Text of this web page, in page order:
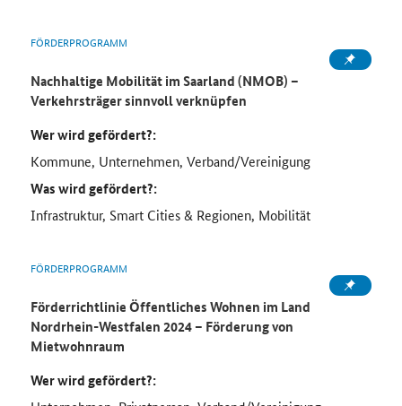
FÖRDERPROGRAMM
Nachhaltige Mobilität im Saarland (NMOB) –
Verkehrsträger sinnvoll verknüpfen
Wer wird gefördert?:
Kommune, Unternehmen, Verband/Vereinigung
Was wird gefördert?:
Infrastruktur, Smart Cities & Regionen, Mobilität
FÖRDERPROGRAMM
Förderrichtlinie Öffentliches Wohnen im Land
Nordrhein-Westfalen 2024 – Förderung von
Mietwohnraum
Wer wird gefördert?: